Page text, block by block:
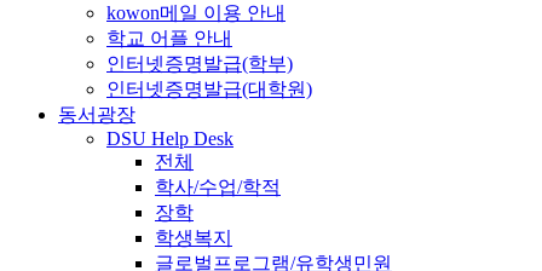
kowon메일 이용 안내
학교 어플 안내
인터넷증명발급(학부)
인터넷증명발급(대학원)
동서광장
DSU Help Desk
전체
학사/수업/학적
장학
학생복지
글로벌프로그램/유학생민원